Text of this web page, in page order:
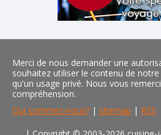
Merci de nous demander une
souhaitez utiliser le contenu de
qu'un usage privé. Nous vous
compréhension.
Qui sommes-nous? | sitemap | RSS